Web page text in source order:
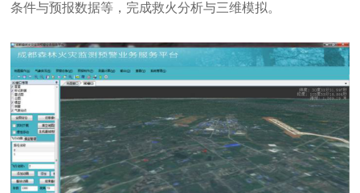
条件与预报数据等，完成救火分析与三维模拟。